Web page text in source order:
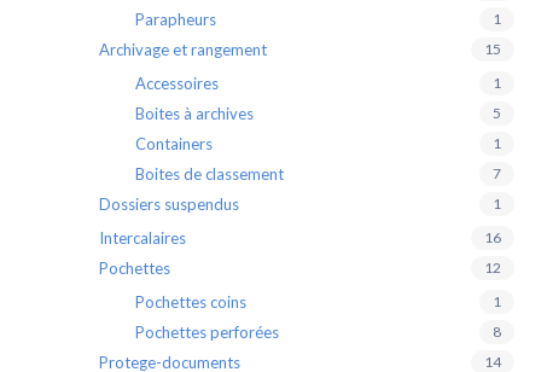
Parapheurs 1
Archivage et rangement 15
Accessoires 1
Boites à archives 5
Containers 1
Boites de classement 7
Dossiers suspendus 1
Intercalaires 16
Pochettes 12
Pochettes coins 1
Pochettes perforées 8
Protege-documents 14